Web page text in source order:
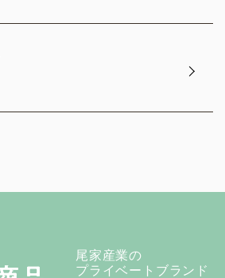
尾家産業の
プライベートブランド